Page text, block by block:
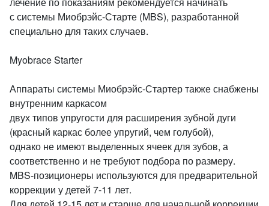
с системы Миобрэйс-Старте (MBS), разработанной
специально для таких случаев.
Myobrace Starter
Аппараты системы Миобрэйс-Стартер также снабжены
внутренним каркасом
двух типов упругости для расширения зубной дуги
(красный каркас более упругий, чем голубой),
однако не имеют выделенных ячеек для зубов, а
соответственно и не требуют подбора по размеру.
MBS-позиционеры используются для предварительной
коррекции у детей 7-11 лет.